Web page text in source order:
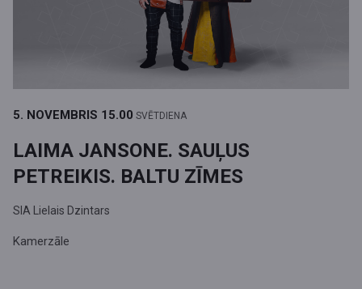
5. NOVEMBRIS 15.00 SVĒTDIENA
LAIMA JANSONE. SAUĻUS
PETREIKIS. BALTU ZĪMES
SIA Lielais Dzintars
Kamerzāle